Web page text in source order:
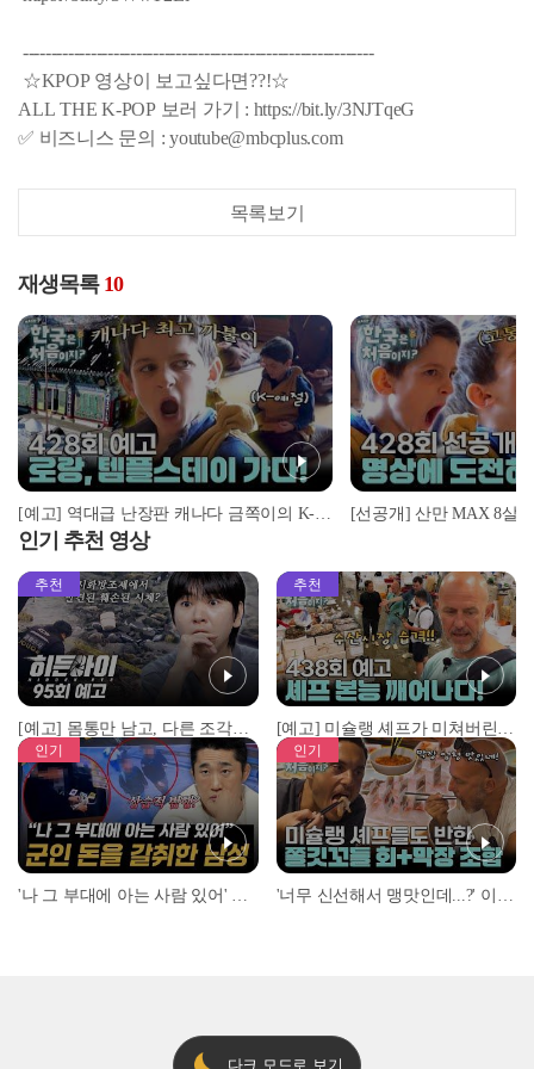
--------------------------------------------------------------
☆KPOP 영상이 보고싶다면??!☆
ALL THE K-POP 보러 가기 : https://bit.ly/3NJTqeG
✅ 비즈니스 문의 : youtube@mbcplus.com
목록보기
재생목록 10
[예고] 역대급 난장판 캐나다 금쪽이의 K-예절 솔루션! 과연 그 결과는?!
인기 추천 영상
추천
[예고] 몸통만 남고, 다른 조각은 어디에..? 시화호에서 드러난 충격적인 토막 살인사건!
추천
[예고] 미슐랭 셰프가 미쳐버린 이유! 본능이 깨어난 사건은?
인기 인기
다크 모드로 보기